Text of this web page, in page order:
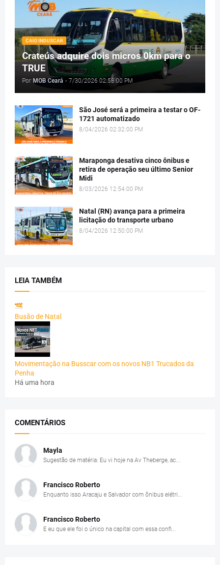
CAIO INDUSCAR
Crateús adquire dois micros 0km para o
TRUE
Por MOB Ceará - 7/30/2026 02:58:00 PM
São José será a primeira a testar o OF-
1721 automatizado
8/04/2026 02:32:00 PM
Maraponga desativa cinco ônibus e
retira de operação seu último Senior
Midi
8/03/2026 12:54:00 PM
Natal (RN) avança para a primeira
licitação do transporte urbano
8/04/2026 12:50:00 PM
LEIA TAMBÉM
Busão de Natal
Movimentação na Busscar com os novos NB1 Trucados da
Penha
Há uma hora
COMENTÁRIOS
Mayla
Sugestão de matéria: Eu vi hoje na Av Theberge, ac...
Francisco Roberto
Enquanto isso Aracaju e Salvador com ônibus elétri...
Francisco Roberto
E eu que ele foi o único na capital com essa confi...